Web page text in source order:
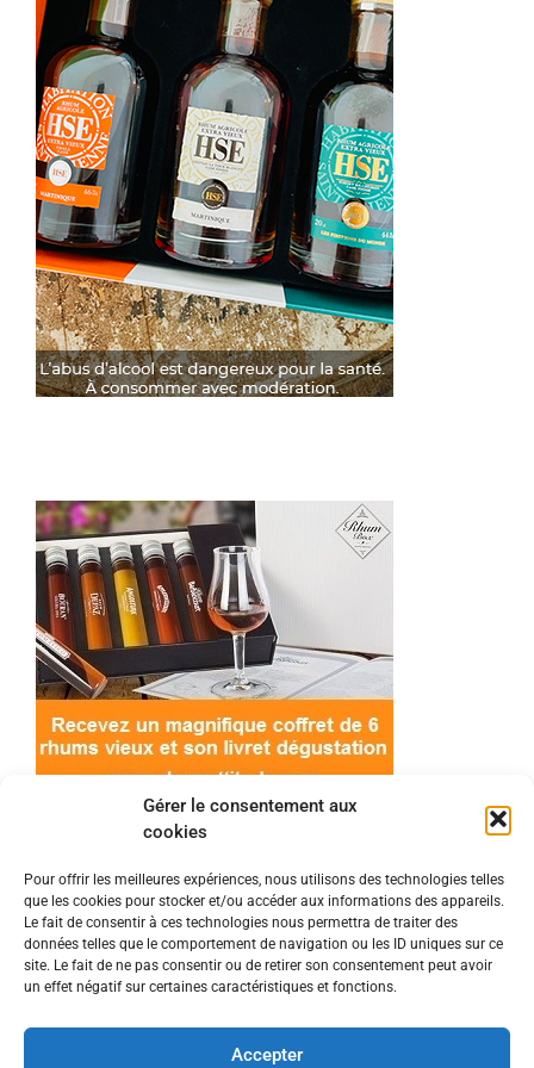
Gérer le consentement aux
cookies
Pour offrir les meilleures expériences, nous utilisons des technologies telles
que les cookies pour stocker et/ou accéder aux informations des appareils.
Le fait de consentir à ces technologies nous permettra de traiter des
données telles que le comportement de navigation ou les ID uniques sur ce
site. Le fait de ne pas consentir ou de retirer son consentement peut avoir
un effet négatif sur certaines caractéristiques et fonctions.
Accepter
© 2022 Meilleur-rhum.net - Tous droits réservés
Mentions légales-Politique de cookies